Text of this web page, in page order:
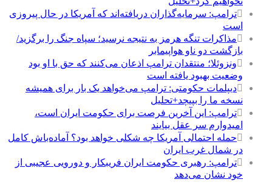
ترامپ: سرمایه‌گذاران دریافته‌اند که آمریکا در حال پیروزی
است
مذاکرات تنگه هرمز به نتیجه نرسید؛ سپاه جنگ را برگزید/
بازگشت دو ناو هواپیمابر
ونزوئلا؛ منتقدان ترامپ اذعان می‌کنند که حق با او بود
وضعیت بهبود یافته است
دیپلمات حکومتی: ترامپ می‌خواهد یک بار برای همیشه
نسخه ما را بپیچد+تحلیل
ترامپ: این آخرین فرصت برای حکومت ایران است،
امیدوارم سر عقل بیایند
حمله احتمالی آمریکا چه شکلی خواهد بود؟ آماده‌باش کامل
در شمال غرب ایران
ترامپ: رهبری حکومت ایران فریبکار و دورویی عجیبی از
خود نشان می‌دهد